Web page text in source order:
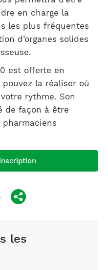
les
en charge la
les plus fréquentes
d’organes solides
est offerte en
la réaliser où
rythme. Son
de façon à être